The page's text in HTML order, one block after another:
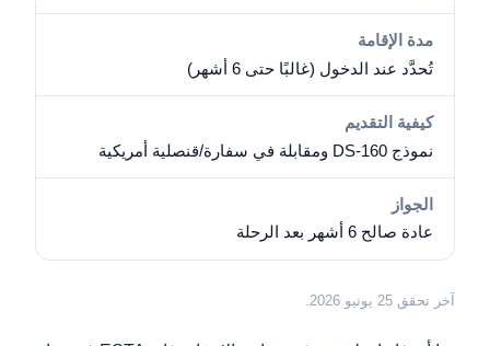
مدة الإقامة
تُحدَّد عند الدخول (غالبًا حتى 6 أشهر)
كيفية التقديم
نموذج DS-160 ومقابلة في سفارة/قنصلية أمريكية
الجواز
عادة صالح 6 أشهر بعد الرحلة
آخر تحقق 25 يونيو 2026.